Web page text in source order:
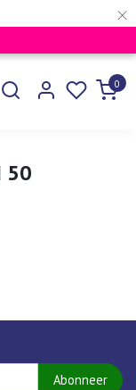
×
0
50
Abonneer